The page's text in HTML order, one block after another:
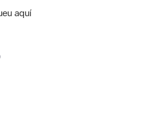
aquí
La valoración media es de 0 estrellas de